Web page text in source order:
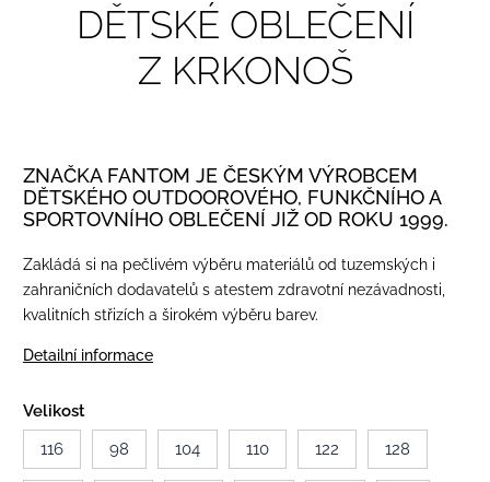
DĚTSKÉ OBLEČENÍ
Z KRKONOŠ
ZNAČKA FANTOM JE ČESKÝM VÝROBCEM
DĚTSKÉHO OUTDOOROVÉHO, FUNKČNÍHO A
SPORTOVNÍHO OBLEČENÍ JIŽ OD ROKU 1999.
Zakládá si na pečlivém výběru materiálů od tuzemských i
zahraničních dodavatelů s atestem zdravotní nezávadnosti,
kvalitních střizích a širokém výběru barev.
Detailní informace
Velikost
116
98 104 110 122 128